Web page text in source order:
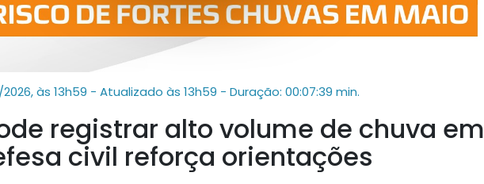
às 13h59 - Atualizado às 13h59 - Duração: 00:07:39 min.
registrar alto volume de chuva em
civil reforça orientações